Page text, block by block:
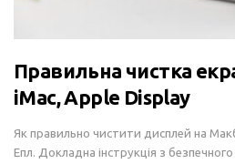
Правильна чистка
iMac, Apple Display
Як правильно чистити дисплей на
Епл. Докладна інструкція з